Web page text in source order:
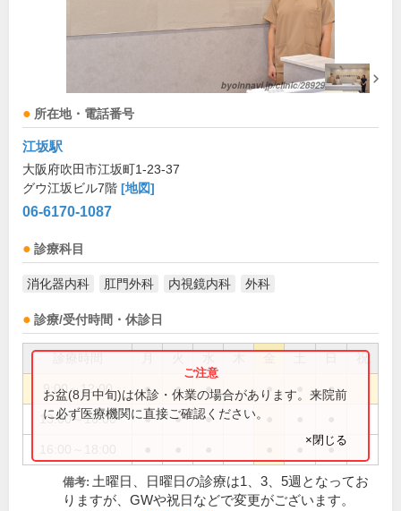
所在地・電話番号
江坂駅
大阪府吹田市江坂町1-23-37
グウ江坂ビル7階 [地図]
06-6170-1087
診療科目
消化器内科 肛門外科 内視鏡内科 外科
診療/受付時間・休診日
祝
9:00～12:00 ● ● ● ● ●
13:00～16:00 ● ● ●
●
お盆(8月中旬)は休診・休業の場合があります。来院前
に必ず医療機関に直接ご確認ください。
×閉じる
備考: 土曜日、日曜日の診療は1、3、5週となってお
りますが、GWや祝日などで変更がございます。